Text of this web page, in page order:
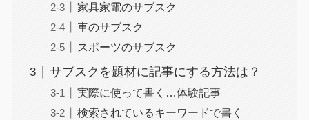
家具家電のサブスク
車のサブスク
スポーツのサブスク
サブスクを題材に記事にする方法は？
実際に使って書く…体験記事
検索されているキーワードで書く